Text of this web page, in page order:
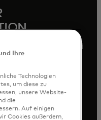
Einsparpotenzial bei
und
erkunden?
ROI-Rechner.
wird in einer
Ihre
Technologien
um diese zu
unsere Website-
die
Auf einigen
Cookies außerdem,